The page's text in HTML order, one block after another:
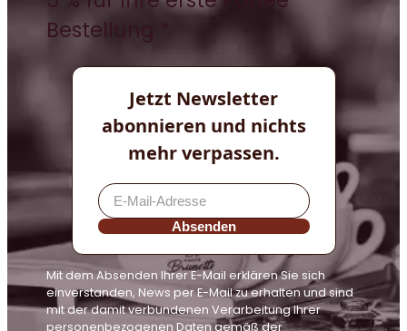
Bestellung *
Jetzt Newsletter
abonnieren und nichts
mehr verpassen.
Absenden
Mit dem Absenden Ihrer E-Mail erklären Sie sich
einverstanden, News per E-Mail zu erhalten und sind
mit der damit verbundenen Verarbeitung Ihrer
personenbezogenen Daten gemäß der